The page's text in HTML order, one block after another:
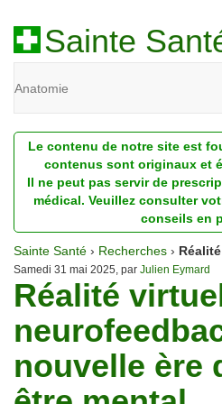
Sainte
Anatomie
Diagnostic
Dossiers
Homéopathie
Nutrition
Pathologie
Psychologie
Recherches
Le contenu de notre site est
contenus sont originaux et
Il ne peut pas servir de
médical. Veuillez consulter
conseils en
Sainte Santé › Recherches ›
Samedi 31 mai 2025, par Julien Eymard
Réalité
nouvelle ère